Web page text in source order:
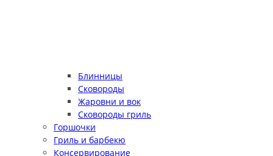
Блинницы
Сковороды
Жаровни и вок
Сковороды гриль
Горшочки
Гриль и барбекю
Консервирование